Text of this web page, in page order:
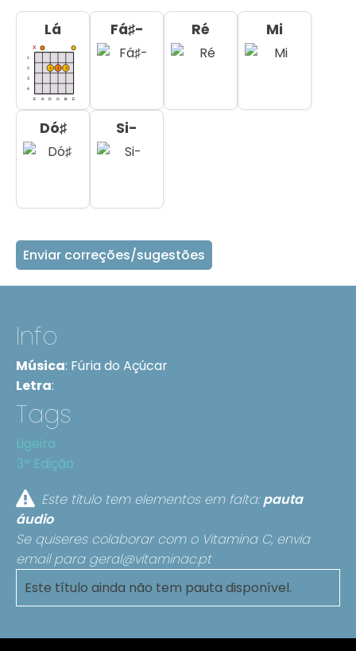
Lá Fá♯- Ré Mi
Dó♯ Si-
Enviar correções/sugestões
Info
Música: Fúria do Açúcar
Letra:
Tags
Ligeira
3ª Edição
Este título tem elementos em falta:pauta
áudio
Se quiseres colaborar com o Vitamina C, envia
email para geral@vitaminac.pt
Este título ainda não tem pauta disponível.